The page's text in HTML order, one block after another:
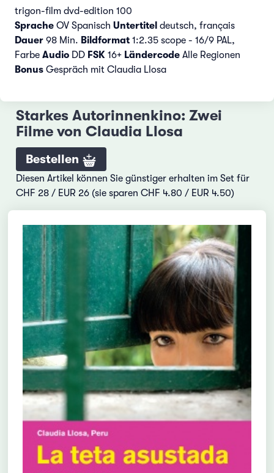
trigon-film dvd-edition 100
Sprache OV Spanisch Untertitel deutsch, français
Dauer 98 Min. Bildformat 1:2.35 scope - 16/9 PAL,
Farbe Audio DD FSK 16+ Ländercode Alle Regionen
Bonus Gespräch mit Claudia Llosa
Starkes Autorinnenkino: Zwei
Filme von Claudia Llosa
Bestellen
Diesen Artikel können Sie günstiger erhalten im Set für
CHF 28 / EUR 26 (sie sparen CHF 4.80 / EUR 4.50)